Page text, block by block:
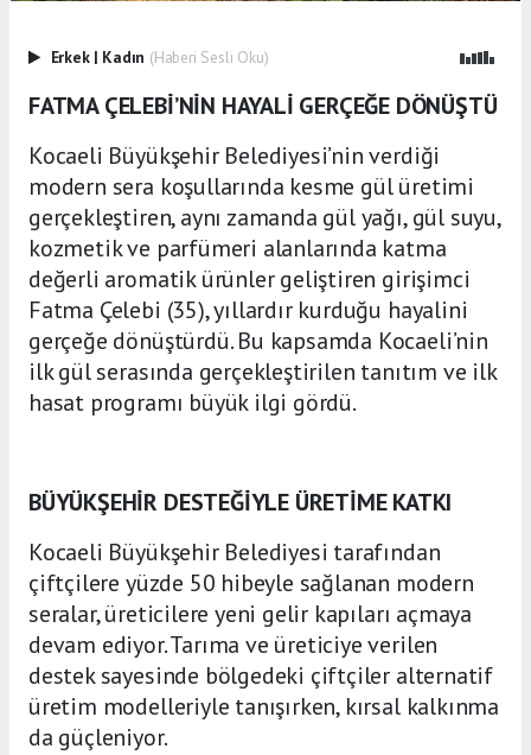
Erkek | Kadın (Haberi Sesli Oku)
FATMA ÇELEBİ’NİN HAYALİ GERÇEĞE DÖNÜŞTÜ
Kocaeli Büyükşehir Belediyesi’nin verdiği
modern sera koşullarında kesme gül üretimi
gerçekleştiren, aynı zamanda gül yağı, gül suyu,
kozmetik ve parfümeri alanlarında katma
değerli aromatik ürünler geliştiren girişimci
Fatma Çelebi (35), yıllardır kurduğu hayalini
gerçeğe dönüştürdü. Bu kapsamda Kocaeli’nin
ilk gül serasında gerçekleştirilen tanıtım ve ilk
hasat programı büyük ilgi gördü.
BÜYÜKŞEHİR DESTEĞİYLE ÜRETİME KATKI
Kocaeli Büyükşehir Belediyesi tarafından
çiftçilere yüzde 50 hibeyle sağlanan modern
seralar, üreticilere yeni gelir kapıları açmaya
devam ediyor. Tarıma ve üreticiye verilen
destek sayesinde bölgedeki çiftçiler alternatif
üretim modelleriyle tanışırken, kırsal kalkınma
da güçleniyor.